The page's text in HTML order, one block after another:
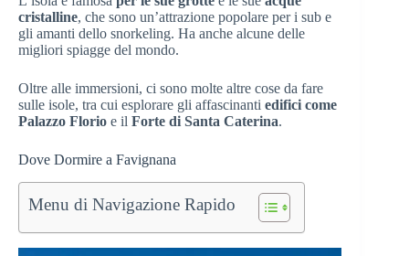
cristalline, che sono un’attrazione popolare per i sub e
gli amanti dello snorkeling. Ha anche alcune delle
migliori spiagge del mondo.
Oltre alle immersioni, ci sono molte altre cose da fare
sulle isole, tra cui esplorare gli affascinanti edifici come
Palazzo Florio e il Forte di Santa Caterina.
Dove Dormire a Favignana
Menu di Navigazione Rapido